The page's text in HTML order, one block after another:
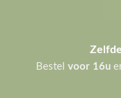
Bestel voor 16u